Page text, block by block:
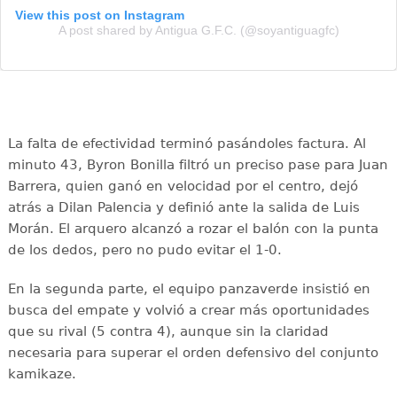
View this post on Instagram
A post shared by Antigua G.F.C. (@soyantiguagfc)
La falta de efectividad terminó pasándoles factura. Al
minuto 43, Byron Bonilla filtró un preciso pase para Juan
Barrera, quien ganó en velocidad por el centro, dejó
atrás a Dilan Palencia y definió ante la salida de Luis
Morán. El arquero alcanzó a rozar el balón con la punta
de los dedos, pero no pudo evitar el 1-0.
En la segunda parte, el equipo panzaverde insistió en
busca del empate y volvió a crear más oportunidades
que su rival (5 contra 4), aunque sin la claridad
necesaria para superar el orden defensivo del conjunto
kamikaze.